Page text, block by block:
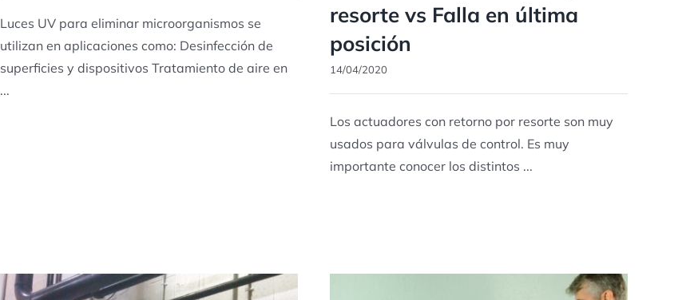
Luces UV para eliminar microorganismos se
utilizan en aplicaciones como: Desinfección de
superficies y dispositivos Tratamiento de aire en
...
resorte vs Falla en última
posición
14/04/2020
Los actuadores con retorno por resorte son muy
usados para válvulas de control. Es muy
importante conocer los distintos ...